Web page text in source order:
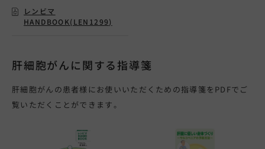
レンビマ
HANDBOOK(LEN1299)
肝細胞がんに関する指導箋
肝細胞がんの患者様にお使いいただくための指導箋をPDFでご
覧いただくことができます。